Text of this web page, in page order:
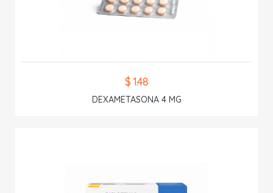
$ 1.48
DEXAMETASONA 4 MG